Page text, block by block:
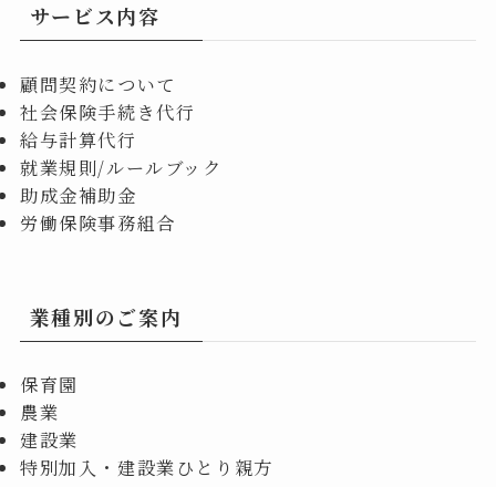
サービス内容
顧問契約について
社会保険手続き代行
給与計算代行
就業規則/ルールブック
助成金補助金
労働保険事務組合
業種別のご案内
保育園
農業
建設業
特別加入・建設業ひとり親方